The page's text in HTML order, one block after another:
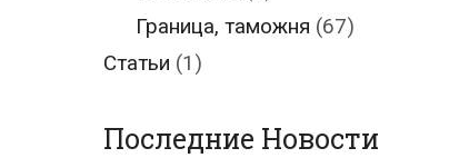
Граница, таможня (67)
Статьи (1)
Последние Новости